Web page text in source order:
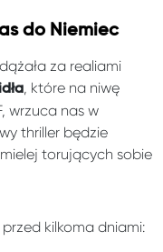
do Niemiec
za realiami
, które na niwę
wrzuca nas w
thriller będzie
torujących sobie
kilkoma dniami: